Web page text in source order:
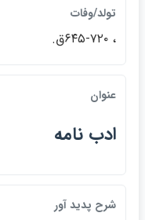
تولد/وفات
، ۶۴۵-۷۲۰ق.
عنوان
ادب نامه
شرح پديد آور